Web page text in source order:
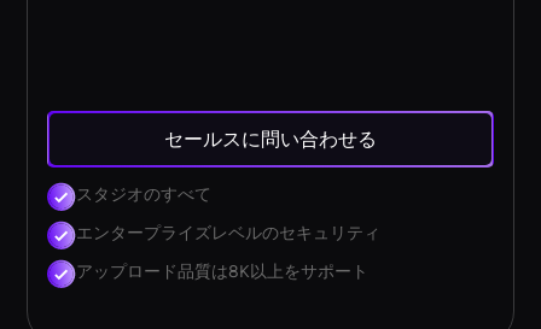
セールスに問い合わせる
スタジオのすべて
エンタープライズレベルのセキュリティ
アップロード品質は8K以上をサポート